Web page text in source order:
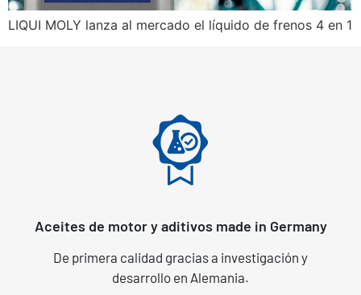
LIQUI MOLY lanza al mercado el líquido de frenos 4 en 1
Aceites de motor y aditivos made in Germany
De primera calidad gracias a investigación y
desarrollo en Alemania.